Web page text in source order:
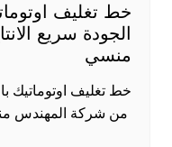
خط تغليف
الجودة سريع
منسي
خط تغليف اوتوماتيك
من شركة المهندس